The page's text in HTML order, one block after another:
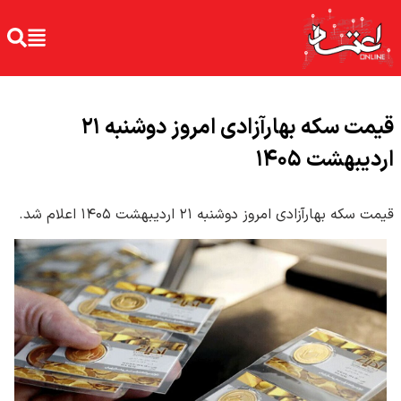
قیمت سکه بهارآزادی امروز دوشنبه ۲۱
اردیبهشت ۱۴۰۵
قیمت سکه بهارآزادی امروز دوشنبه ۲۱ اردیبهشت ۱۴۰۵ اعلام شد.